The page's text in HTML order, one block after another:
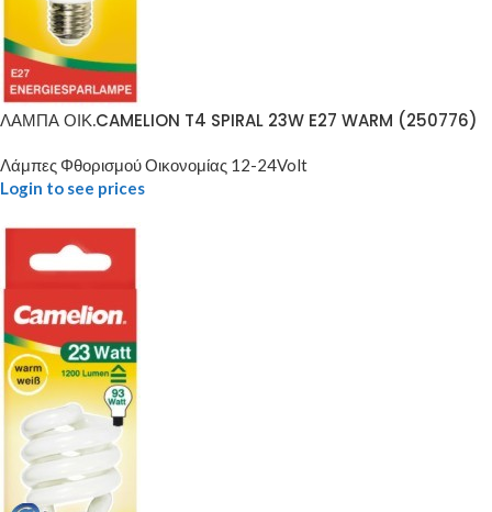
ΛΑΜΠΑ ΟΙΚ.CAMELION T4 SPIRAL 23W E27 WARM (250776)
Λάμπες Φθορισμού Οικονομίας 12-24Volt
Login to see prices